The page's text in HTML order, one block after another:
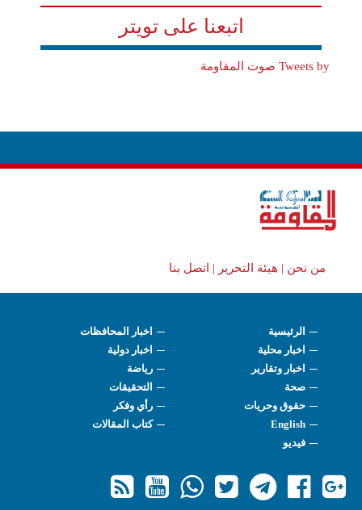
اتبعنا على تويتر
Tweets by صوت المقاومة
من نحن | هيئة التحرير | اتصل بنا
الرئيسية
اخبار المحافظات
اخبار محلية
اخبار دولية
اخبار وتقارير
رياضة
صحة
التحقيقات
حقوق وحريات
رأي وفكر
English
كتاب المقالات
فيديو